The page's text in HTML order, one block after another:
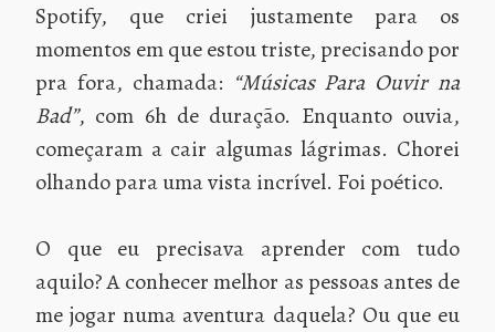
Spotify, que criei justamente para os
momentos em que estou triste, precisando por
pra fora, chamada: “Músicas Para Ouvir na
Bad”, com 6h de duração. Enquanto ouvia,
começaram a cair algumas lágrimas. Chorei
olhando para uma vista incrível. Foi poético.
O que eu precisava aprender com tudo
aquilo? A conhecer melhor as pessoas antes de
me jogar numa aventura daquela? Ou que eu